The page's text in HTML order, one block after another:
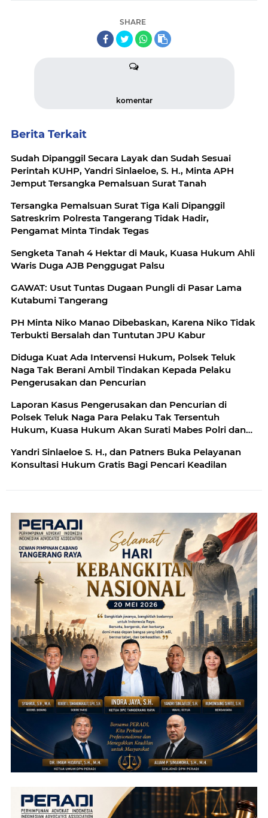
SHARE
komentar
Berita Terkait
Sudah Dipanggil Secara Layak dan Sudah Sesuai
Perintah KUHP, Yandri Sinlaeloe, S. H., Minta APH
Jemput Tersangka Pemalsuan Surat Tanah
Tersangka Pemalsuan Surat Tiga Kali Dipanggil
Satreskrim Polresta Tangerang Tidak Hadir,
Pengamat Minta Tindak Tegas
Sengketa Tanah 4 Hektar di Mauk, Kuasa Hukum Ahli
Waris Duga AJB Penggugat Palsu
GAWAT: Usut Tuntas Dugaan Pungli di Pasar Lama
Kutabumi Tangerang
PH Minta Niko Manao Dibebaskan, Karena Niko Tidak
Terbukti Bersalah dan Tuntutan JPU Kabur
Diduga Kuat Ada Intervensi Hukum, Polsek Teluk
Naga Tak Berani Ambil Tindakan Kepada Pelaku
Pengerusakan dan Pencurian
Laporan Kasus Pengerusakan dan Pencurian di
Polsek Teluk Naga Para Pelaku Tak Tersentuh
Hukum, Kuasa Hukum Akan Surati Mabes Polri dan
Yandri Sinlaeloe S. H., dan Patners Buka Pelayanan
Konsultasi Hukum Gratis Bagi Pencari Keadilan